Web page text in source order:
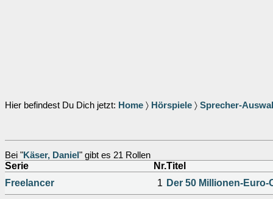
Hier befindest Du Dich jetzt: Home 〉 Hörspiele 〉 Sprecher-
Bei "Käser, Daniel " gibt es 21 Rollen
Serie Nr.Titel
Freelancer
1 Der 50 Millionen-Euro-